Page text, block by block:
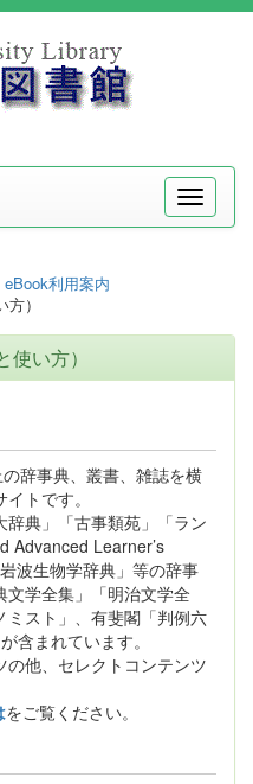
メ
ニ
利用案内
）
い方）
辞事典、叢書、雑誌を横
トです。
辞典」「古事類苑」「ラン
Advanced Learner’s
波生物学辞典」等の辞事
文学全集」「明治文学全
スト」、有斐閣「判例六
含まれています。
他、セレクトコンテンツ
をご覧ください。